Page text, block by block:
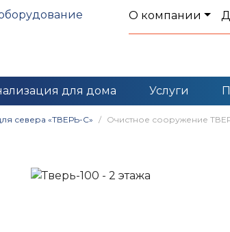
О компании
для дома Услуги
севера «ТВЕРЬ-С» Очистное сооружение